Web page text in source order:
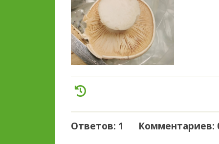
Ответов: 1 Комментариев: